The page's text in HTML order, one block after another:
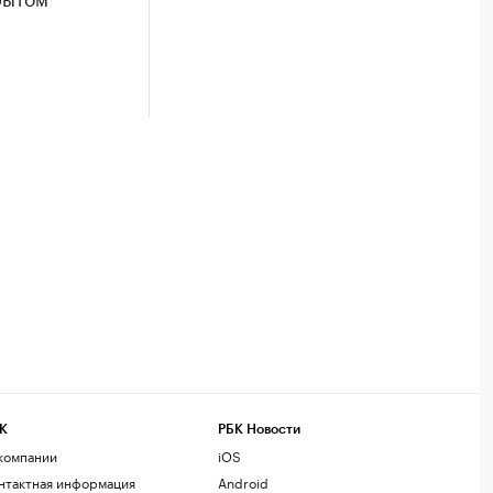
информация
РБК Новости
iOS
Android